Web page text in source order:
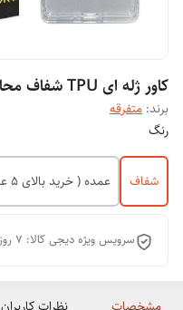
کاور ژله ای TPU شفاف محافظ لنزدار Daria Bond 2 Lite
برند: متفرقه
رنگ
شفاف عمده ( خرید بالای 5 عدد)
سرویس ویژه دیجی کالا: 7 روز تضمین بازگشت کالا